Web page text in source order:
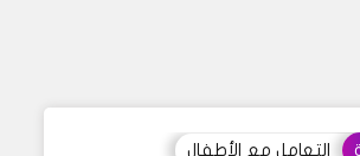
التعامل مع الأطفال